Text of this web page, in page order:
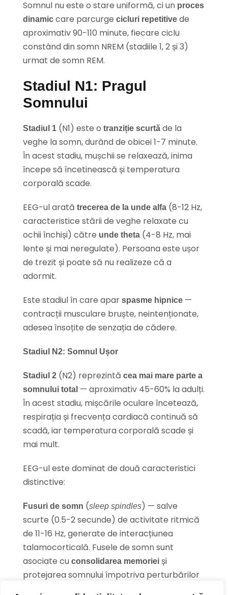
Somnul nu este o stare uniformă, ci un proces
dinamic care parcurge cicluri repetitive de
aproximativ 90-110 minute, fiecare ciclu
constând din somn NREM (stadiile 1, 2 și 3)
urmat de somn REM.
Stadiul N1: Pragul
Somnului
Stadiul 1 (N1) este o tranziție scurtă de la
veghe la somn, durând de obicei 1-7 minute.
În acest stadiu, mușchii se relaxează, inima
începe să încetinească și temperatura
corporală scade.
EEG-ul arată trecerea de la unde alfa (8-12 Hz,
caracteristice stării de veghe relaxate cu
ochii închiși) către unde theta (4-8 Hz, mai
lente și mai neregulate). Persoana este ușor
de trezit și poate să nu realizeze că a
adormit.
Este stadiul în care apar spasme hipnice —
contracții musculare bruște, neintenționate,
adesea însoțite de senzația de cădere.
Stadiul N2: Somnul Ușor
Stadiul 2 (N2) reprezintă cea mai mare parte a
somnului total — aproximativ 45-60% la adulți.
În acest stadiu, mișcările oculare încetează,
respirația și frecvența cardiacă continuă să
scadă, iar temperatura corporală scade și
mai mult.
EEG-ul este dominat de două caracteristici
distinctive:
Fusuri de somn (sleep spindles) — salve
scurte (0.5-2 secunde) de activitate ritmică
de 11-16 Hz, generate de interacțiunea
talamocorticală. Fusele de somn sunt
asociate cu consolidarea memoriei și
protejarea somnului împotriva perturbărilor